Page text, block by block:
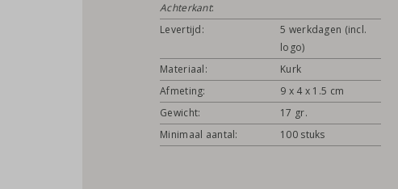
Achterkant:
Levertijd:
5 werkdagen (incl.
logo)
Materiaal:
Kurk
Afmeting:
9 x 4 x 1.5 cm
Gewicht:
17 gr.
Minimaal aantal:
100 stuks